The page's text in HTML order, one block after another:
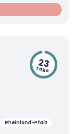
23
Tage
Rheinland-Pfalz